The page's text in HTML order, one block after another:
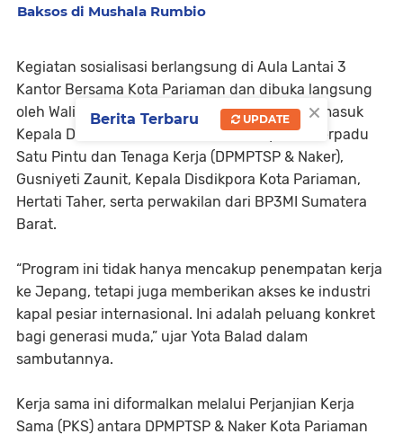
Baksos di Mushala Rumbio
Kegiatan sosialisasi berlangsung di Aula Lantai 3
Kantor Bersama Kota Pariaman dan dibuka langsung
oleh Wali Kota. Turut hadir pejabat terkait, termasuk
Kepala Dinas Penanaman Modal, Pelayanan Terpadu
Satu Pintu dan Tenaga Kerja (DPMPTSP & Naker),
Gusniyeti Zaunit, Kepala Disdikpora Kota Pariaman,
Hertati Taher, serta perwakilan dari BP3MI Sumatera
Barat.
“Program ini tidak hanya mencakup penempatan kerja
ke Jepang, tetapi juga memberikan akses ke industri
kapal pesiar internasional. Ini adalah peluang konkret
bagi generasi muda,” ujar Yota Balad dalam
sambutannya.
Kerja sama ini diformalkan melalui Perjanjian Kerja
Sama (PKS) antara DPMPTSP & Naker Kota Pariaman
×
Berita Terbaru UPDATE